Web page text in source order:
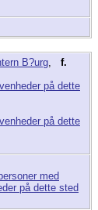
B?urg
f.